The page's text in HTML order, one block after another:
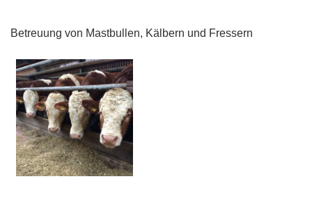
Betreuung von Mastbullen, Kälbern und Fressern